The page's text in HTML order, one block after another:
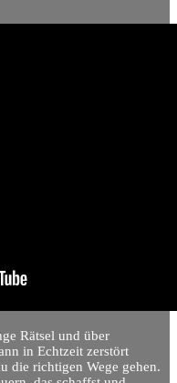
Rätsel und über
in Echtzeit zerstört
die richtigen Wege gehen.